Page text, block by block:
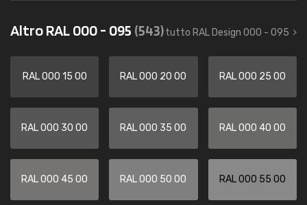
Altro RAL 000 - 095 (543)tutto RAL Design 000 - 095
RAL 000 15 00 RAL 000 20 00 RAL 000 25 00
RAL 000 30 00 RAL 000 35 00 RAL 000 40 00
RAL 000 45 00 RAL 000 50 00 RAL 000 55 00